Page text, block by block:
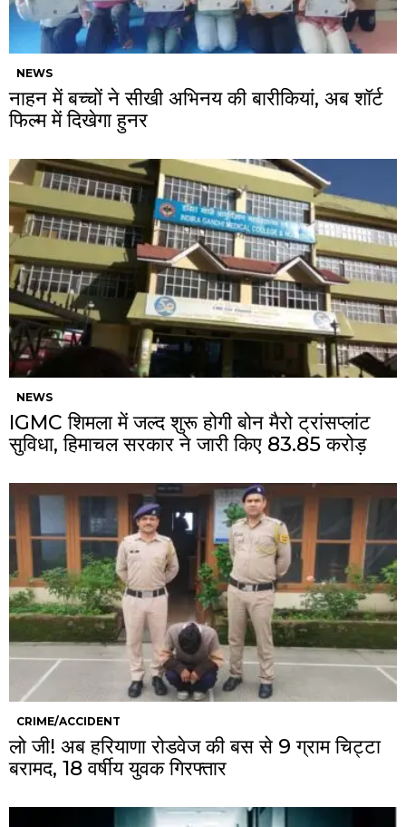
NEWS
नाहन में बच्चों ने सीखी अभिनय की बारीकियां, अब शॉर्ट
फिल्म में दिखेगा हुनर
NEWS
IGMC शिमला में जल्द शुरू होगी बोन मैरो ट्रांसप्लांट
सुविधा, हिमाचल सरकार ने जारी किए ₹83.85 करोड़
CRIME/ACCIDENT
लो जी! अब हरियाणा रोडवेज की बस से 9 ग्राम चिट्टा
बरामद, 18 वर्षीय युवक गिरफ्तार